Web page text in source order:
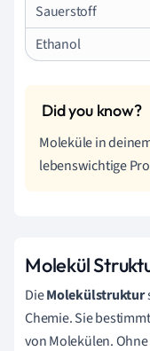
Sauerstoff
Ethanol
Moleküle in
lebenswichtige
Molekül
DieMolekülstruktur
Chemie. Sie
von Molekülen.